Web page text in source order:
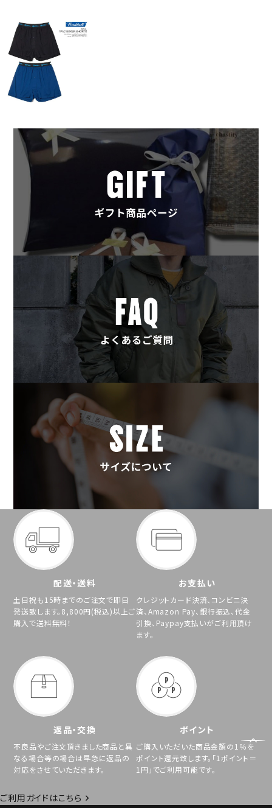
配送・送料
土日祝も15時までのご注文で即日
発送致します。8,800円(税込)以上ご
購入で送料無料！
お支払い
クレジットカード決済、コンビニ決
済、Amazon Pay、銀行振込、代金
引換、Paypay支払いがご利用頂け
ます。
返品・交換
不良品やご注文頂きました商品と異
なる場合等の場合は早急に返品の
対応をさせていただきます。
ポイント
ご購入いただいた商品金額の1％を
ポイント還元致します。「1ポイント＝
1円」でご利用可能です。
ご利用ガイドはこちら